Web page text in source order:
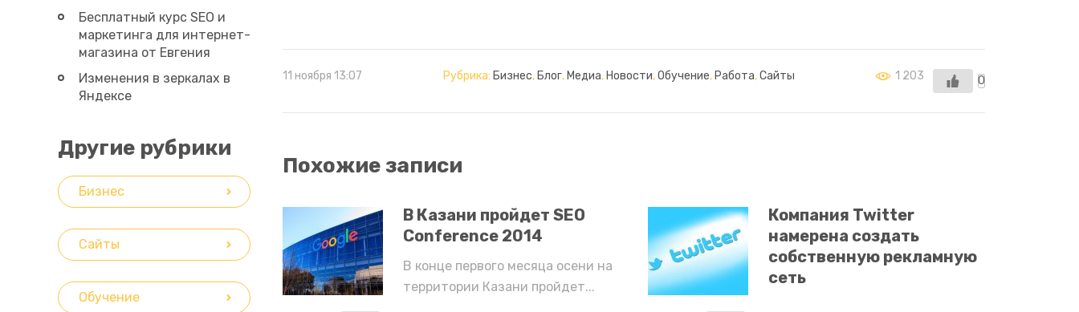
11 ноября 13:07 0
1 203
Рубрика: Бизнес, Блог, Медиа, Новости,Обучение, Работа,Сайты
Похожие записи
В Казани пройдет SEO
Conference 2014
В конце первого месяца осени на
территории Казани пройдет...
Компания Twitter
намерена создать
собственную рекламную
сеть
Бесплатный курс SEO и
маркетинга для интернет-
магазина от Евгения
Костина
Изменения в зеркалах в
Яндексе
Другие рубрики
Бизнес
Сайты
Обучение